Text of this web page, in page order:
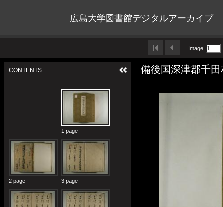
広島大学図書館デジタルアーカイブ